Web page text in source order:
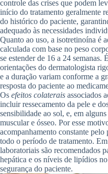
controle das crises que podem
início do tratamento geralmente
do histórico do paciente,
adequado às necessidades
Quanto ao uso, a isotretinoína é
calculada com base no peso
se estender de 16 a 24 semanas.
orientações do dermatologista
e a duração variam conforme a
resposta do paciente ao
Os efeitos colaterais associados
incluir ressecamento da pele e
sensibilidade ao sol, e, em
muscular e ósseo. Por esse
acompanhamento constante
todo o período de tratamento.
laboratoriais são recomendados
hepática e os níveis de lipídios
segurança do paciente.